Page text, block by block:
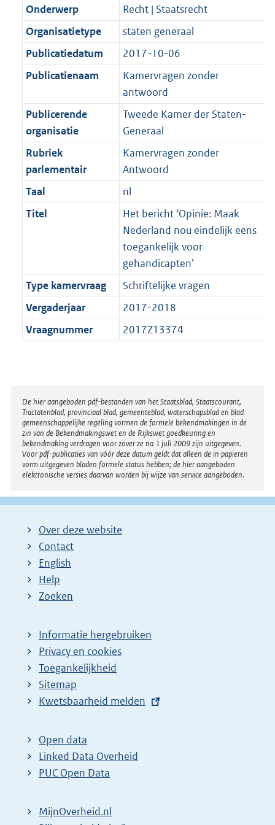
t
a
t
K
b
2
K
b
Onderwerp
Recht | Staatsrecht
Organisatietype
staten generaal
Publicatiedatum
2017-10-06
Publicatienaam
Kamervragen zonder
antwoord
Publicerende
organisatie
Tweede Kamer der Staten-
Generaal
Rubriek
parlementair
Kamervragen zonder
Antwoord
Taal
nl
Titel
Het bericht ‘Opinie: Maak
Nederland nou eindelijk eens
toegankelijk voor
gehandicapten’
Type kamervraag
Schriftelijke vragen
Vergaderjaar
2017-2018
Vraagnummer
2017Z13374
Disclaimer
De hier aangeboden pdf-bestanden van het Staatsblad, Staatscourant,
Tractatenblad, provinciaal blad, gemeenteblad, waterschapsblad en blad
gemeenschappelijke regeling vormen de formele bekendmakingen in de
zin van de Bekendmakingswet en de Rijkswet goedkeuring en
bekendmaking verdragen voor zover ze na 1 juli 2009 zijn uitgegeven.
Voor pdf-publicaties van vóór deze datum geldt dat alleen de in papieren
vorm uitgegeven bladen formele status hebben; de hier aangeboden
elektronische versies daarvan worden bij wijze van service aangeboden.
Over deze website
Contact
English
Help
Zoeken
Informatie hergebruiken
Privacy en cookies
Toegankelijkheid
Sitemap
E
t
e
r
l
Kwetsbaarheid melden
Open data
Linked Data Overheid
PUC Open Data
MijnOverheid.nl